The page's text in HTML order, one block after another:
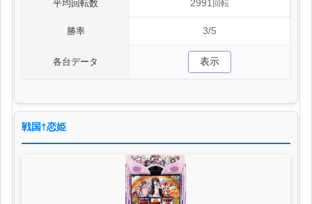
平均回転数 2991 回転
勝率 3/5
各台データ 表示
戦国†恋姫